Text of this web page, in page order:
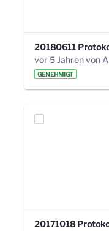
GENEHMIGT